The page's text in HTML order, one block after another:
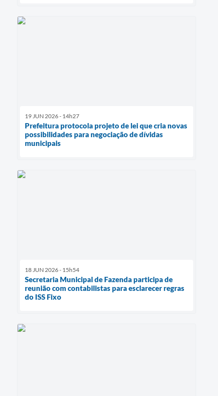
19 JUN 2026 - 14h27
Prefeitura protocola projeto de lei que cria novas
possibilidades para negociação de dívidas
municipais
18 JUN 2026 - 15h54
Secretaria Municipal de Fazenda participa de
reunião com contabilistas para esclarecer regras
do ISS Fixo